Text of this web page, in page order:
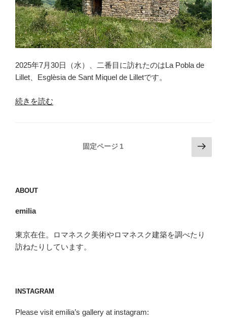
ャ
（Sant
Jaume
de
の
2025年7月30日（水）、二番目に訪れたのはLa Pobla de
Lillet、Esglèsia de Sant Miquel de Lilletです。
“ラ・
ト
Pobla
de
続きを読む
ペ
ジ
送
り
固定ページ 1
次
の
ABOUT
emilia
東京在住。ロマネスク美術やロマネスク建築を調べたり
訪ねたりしています。
INSTAGRAM
Please visit emilia’s gallery at instagram: